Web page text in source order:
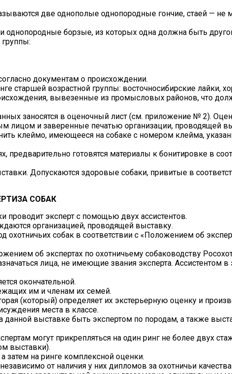
две однополые однопородные гончие, стаей — не
борзые, из которых одна должна быть
документам о происхождении.
старшей возрастной группы: восточносибирские лайки,
вывезенные из промысловых районов, что
заносятся в оценочный лист (см. приложение № 2).
и заверенные печатью организации, проводящей
клеймо, имеющееся на собаке с номером клейма,
готовятся материалы к бонитировке в
Допускаются здоровые собаки, привитые в
СОБАК
проводит эксперт с помощью двух ассистентов.
организацией, проводящей выставку.
собак в соответствии с «Положением об
об экспертах по охотничьему собаководству
лица, не имеющие звания эксперта. Ассистентом
окончательной.
им и членам их семей.
(который) определяет их экстерьерную оценку и
места в классе.
данной выставке быть экспертом по породам, а также
могут прикрепляться на один ринг не более двух
выставки).
затем на ринге комплексной оценки.
от наличия у них дипломов за охотничьи качества.